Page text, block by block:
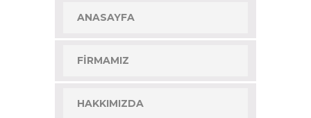
ANASAYFA
FIRMAMIZ
HAKKIMIZDA